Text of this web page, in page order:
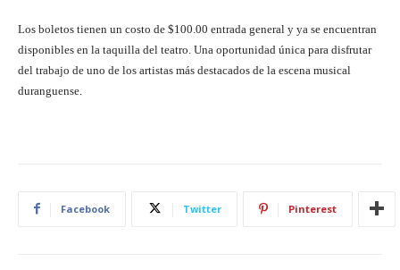
Los boletos tienen un costo de $100.00 entrada general y ya se encuentran
disponibles en la taquilla del teatro. Una oportunidad única para disfrutar
del trabajo de uno de los artistas más destacados de la escena musical
duranguense.
Facebook Twitter Pinterest